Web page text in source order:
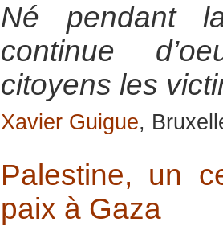
Né pendant
continue
citoyens les
Xavier Guigue,
Palestine, un
paix à Gaza